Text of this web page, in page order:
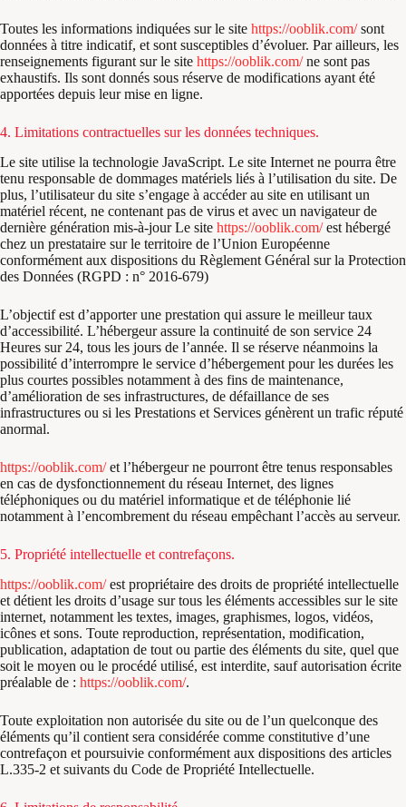
Toutes les informations indiquées sur le site https://ooblik.com/sont
données à titre indicatif, et sont susceptibles d’évoluer. Par ailleurs, les
renseignements figurant sur le site https://ooblik.com/ne sont pas
exhaustifs. Ils sont donnés sous réserve de modifications ayant été
apportées depuis leur mise en ligne.
4. Limitations contractuelles sur les données techniques.
Le site utilise la technologie JavaScript. Le site Internet ne pourra être
tenu responsable de dommages matériels liés à l’utilisation du site. De
plus, l’utilisateur du site s’engage à accéder au site en utilisant un
matériel récent, ne contenant pas de virus et avec un navigateur de
dernière génération mis-à-jour Le site https://ooblik.com/est hébergé
chez un prestataire sur le territoire de l’Union Européenne
conformément aux dispositions du Règlement Général sur la Protection
des Données (RGPD : n° 2016-679)
L’objectif est d’apporter une prestation qui assure le meilleur taux
d’accessibilité. L’hébergeur assure la continuité de son service 24
Heures sur 24, tous les jours de l’année. Il se réserve néanmoins la
possibilité d’interrompre le service d’hébergement pour les durées les
plus courtes possibles notamment à des fins de maintenance,
d’amélioration de ses infrastructures, de défaillance de ses
infrastructures ou si les Prestations et Services génèrent un trafic réputé
anormal.
https://ooblik.com/et l’hébergeur ne pourront être tenus responsables
en cas de dysfonctionnement du réseau Internet, des lignes
téléphoniques ou du matériel informatique et de téléphonie lié
notamment à l’encombrement du réseau empêchant l’accès au serveur.
5. Propriété intellectuelle et contrefaçons.
https://ooblik.com/est propriétaire des droits de propriété intellectuelle
et détient les droits d’usage sur tous les éléments accessibles sur le site
internet, notamment les textes, images, graphismes, logos, vidéos,
icônes et sons. Toute reproduction, représentation, modification,
publication, adaptation de tout ou partie des éléments du site, quel que
soit le moyen ou le procédé utilisé, est interdite, sauf autorisation écrite
préalable de : https://ooblik.com/.
Toute exploitation non autorisée du site ou de l’un quelconque des
éléments qu’il contient sera considérée comme constitutive d’une
contrefaçon et poursuivie conformément aux dispositions des articles
L.335-2 et suivants du Code de Propriété Intellectuelle.